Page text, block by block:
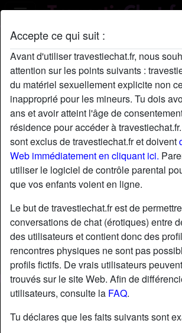
Accepte ce qui suit :
Avant d'utiliser travestiechat.fr, nous
attention sur les points suivants :
du matériel sexuellement explicite non
inapproprié pour les mineurs. Tu dois
ans et avoir atteint l'âge de
résidence pour accéder à
sont exclus de travestiechat.fr et doivent
Web immédiatement en cliquant ici.
utiliser le logiciel de contrôle parental
que vos enfants voient en ligne.
Le but de travestiechat.fr est de
conversations de chat (érotiques) entre
des utilisateurs et contient donc des
rencontres physiques ne sont pas
profils fictifs. De vrais utilisateurs
trouvés sur le site Web. Afin de
utilisateurs, consulte la FAQ.
Tu déclares que les faits suivants sont
Profil de MichelineBre1
starAjouter chat
Nickname:
Âge:
35